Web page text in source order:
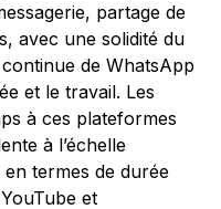
partage de
avec une solidité du
de WhatsApp
et le travail. Les
à ces plateformes
à l’échelle
termes de durée
et